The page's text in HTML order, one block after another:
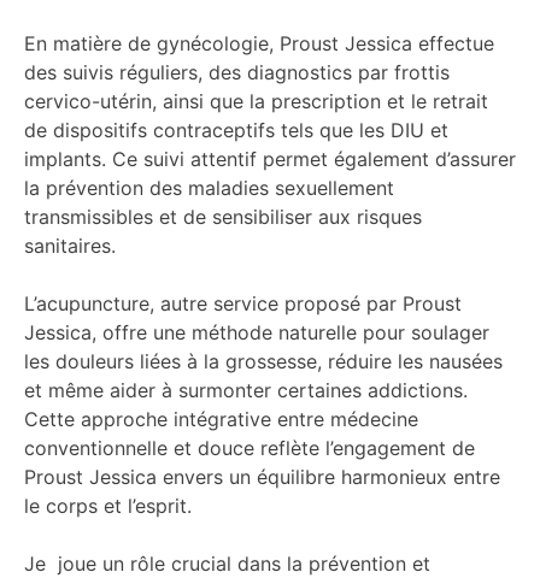
En matière de gynécologie, Proust Jessica effectue
des suivis réguliers, des diagnostics par frottis
cervico-utérin, ainsi que la prescription et le retrait
de dispositifs contraceptifs tels que les DIU et
implants. Ce suivi attentif permet également d’assurer
la prévention des maladies sexuellement
transmissibles et de sensibiliser aux risques
sanitaires.
L’acupuncture, autre service proposé par Proust
Jessica, offre une méthode naturelle pour soulager
les douleurs liées à la grossesse, réduire les nausées
et même aider à surmonter certaines addictions.
Cette approche intégrative entre médecine
conventionnelle et douce reflète l’engagement de
Proust Jessica envers un équilibre harmonieux entre
le corps et l’esprit.
Je joue un rôle crucial dans la prévention et